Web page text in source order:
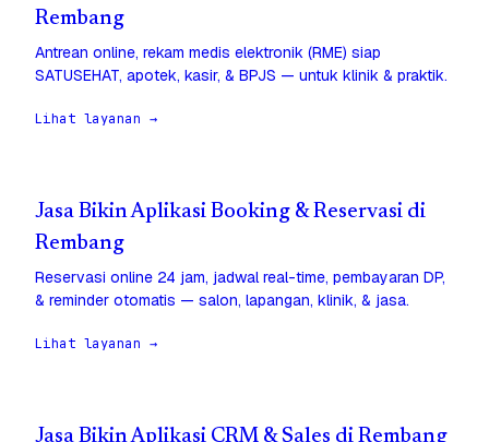
Rembang
Antrean online, rekam medis elektronik (RME) siap
SATUSEHAT, apotek, kasir, & BPJS — untuk klinik & praktik.
Lihat layanan →
Jasa Bikin Aplikasi Booking & Reservasi di
Rembang
Reservasi online 24 jam, jadwal real-time, pembayaran DP,
& reminder otomatis — salon, lapangan, klinik, & jasa.
Lihat layanan →
Jasa Bikin Aplikasi CRM & Sales di Rembang